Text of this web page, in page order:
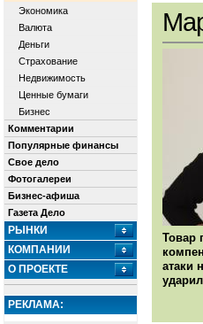
Экономика
Валюта
Деньги
Страхование
Недвижимость
Ценные бумаги
Бизнес
Комментарии
Популярные финансы
Свое дело
Фотогалереи
Бизнес-афиша
Газета Дело
РЫНКИ
КОМПАНИИ
О ПРОЕКТЕ
РЕКЛАМА:
Товар
атаки